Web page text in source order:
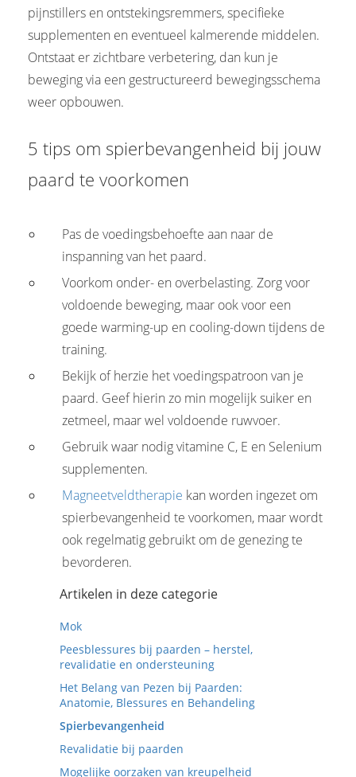
pijnstillers en ontstekingsremmers, specifieke
supplementen en eventueel kalmerende middelen.
Ontstaat er zichtbare verbetering, dan kun je
beweging via een gestructureerd bewegingsschema
weer opbouwen.
5 tips om spierbevangenheid bij jouw
paard te voorkomen
Pas de voedingsbehoefte aan naar de
inspanning van het paard.
Voorkom onder- en overbelasting. Zorg voor
voldoende beweging, maar ook voor een
goede warming-up en cooling-down tijdens de
training.
Bekijk of herzie het voedingspatroon van je
paard. Geef hierin zo min mogelijk suiker en
zetmeel, maar wel voldoende ruwvoer.
Gebruik waar nodig vitamine C, E en Selenium
supplementen.
Magneetveldtherapie kan worden ingezet om
spierbevangenheid te voorkomen, maar wordt
ook regelmatig gebruikt om de genezing te
bevorderen.
Artikelen in deze categorie
Mok
Peesblessures bij paarden – herstel,
revalidatie en ondersteuning
Het Belang van Pezen bij Paarden:
Anatomie, Blessures en Behandeling
Spierbevangenheid
Revalidatie bij paarden
Mogelijke oorzaken van kreupelheid